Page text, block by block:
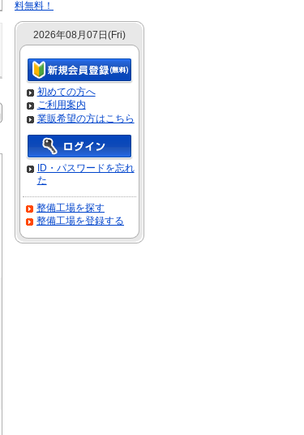
料無料！
2026年08月07日(Fri)
初めての方へ
ご利用案内
業販希望の方はこちら
ID・パスワードを忘れ
た
整備工場を探す
整備工場を登録する